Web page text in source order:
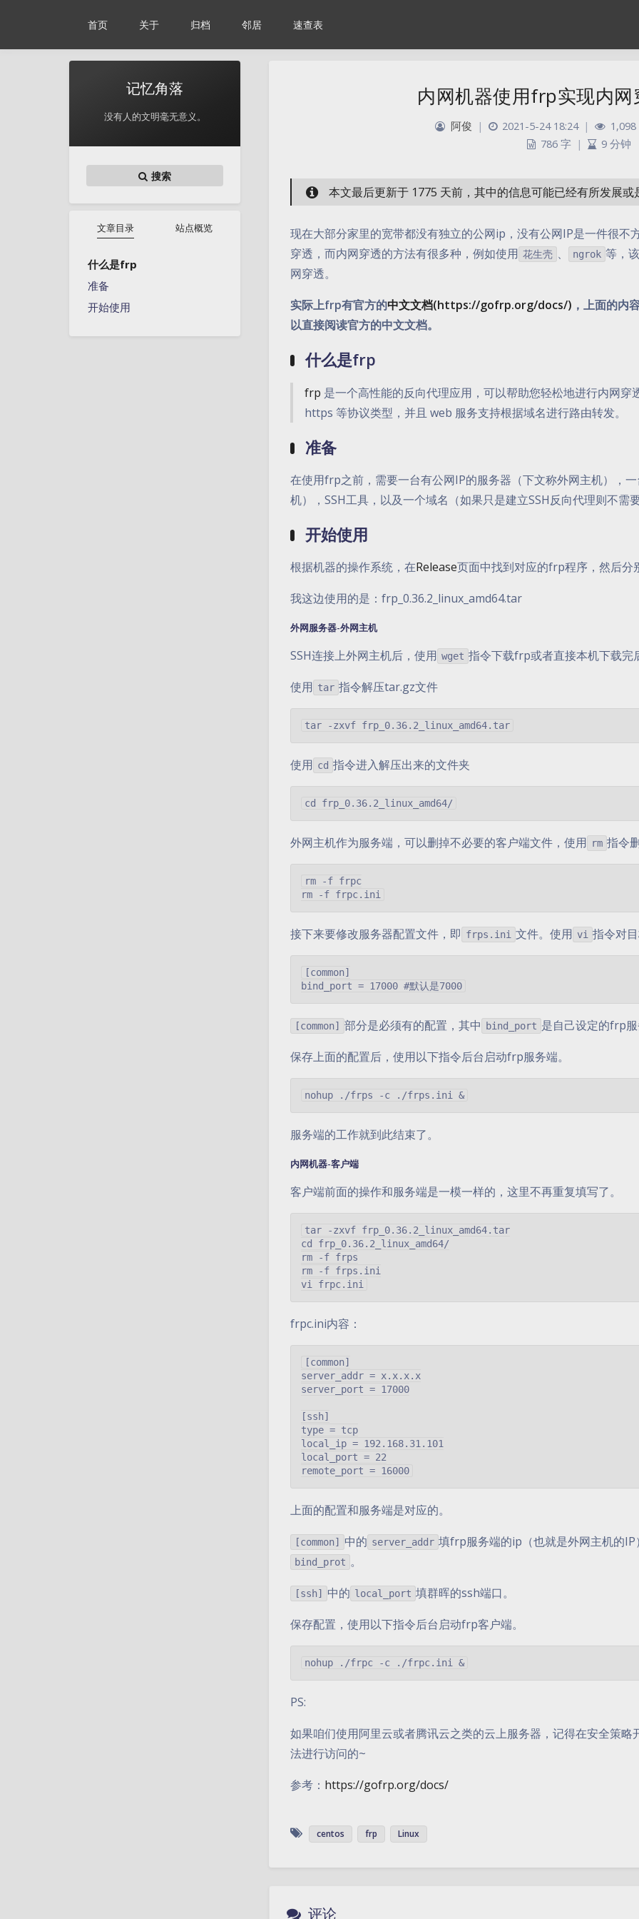
首页 关于 归档 邻居 速查表
记忆角落
没有人的文明毫无意义。
搜索
文章目录 站点概览
什么是frp
准备
开始使用
内网机器使用frp实现内
阿俊 | 2021-5-24 18:24 | 1,098
786 字 | 9 分钟
本文最后更新于 1775 天前，其中的信息可能已经有所发展或
现在大部分家里的宽带都没有独立的公网ip，没有公网IP是一件很不
穿透，而内网穿透的方法有很多种，例如使用 花生壳 、 ngrok 等，
网穿透。
实际上frp有官方的中文文档(https://gofrp.org/docs/) ，上面的内
以直接阅读官方的中文文档。
什么是frp
frp 是一个高性能的反向代理应用，可以帮助您轻松地进行内网
https 等协议类型，并且 web 服务支持根据域名进行路由转发。
准备
在使用frp之前，需要一台有公网IP的服务器（下文称外网主机），
机），SSH工具，以及一个域名（如果只是建立SSH反向代理则不需要
开始使用
根据机器的操作系统，在Release页面中找到对应的frp程序，然后分
我这边使用的是：frp_0.36.2_linux_amd64.tar
外网服务器-外网主机
SSH连接上外网主机后，使用 wget 指令下载frp或者直接本机下载完
使用 tar 指令解压tar.gz文件
使用 cd 指令进入解压出来的文件夹
外网主机作为服务端，可以删掉不必要的客户端文件，使用 rm 指令
rm -f frpc
接下来要修改服务器配置文件，即 frps.ini 文件。使用 vi 指令对
[common]
[common] 部分是必须有的配置，其中 bind_port 是自己设定的frp
保存上面的配置后，使用以下指令后台启动frp服务端。
服务端的工作就到此结束了。
内网机器-客户端
客户端前面的操作和服务端是一模一样的，这里不再重复填写了。
tar -zxvf frp_0.36.2_linux_amd64.tar
cd frp_0.36.2_linux_amd64/
rm -f frps
rm -f frps.ini
frpc.ini内容：
[common]
server_addr = x.x.x.x
server_port = 17000
[ssh]
type = tcp
local_ip = 192.168.31.101
local_port = 22
上面的配置和服务端是对应的。
[common] 中的 server_addr 填frp服务端的ip（也就是外网主机的IP
bind_prot 。
[ssh] 中的 local_port 填群晖的ssh端口。
保存配置，使用以下指令后台启动frp客户端。
PS:
如果咱们使用阿里云或者腾讯云之类的云上服务器，记得在安全策略
法进行访问的~
参考： https://gofrp.org/docs/
centos frp Linux
评论